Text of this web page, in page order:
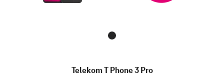
Telekom T Phone 3 Pro